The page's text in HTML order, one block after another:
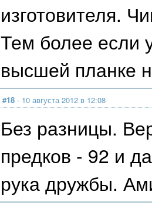
изготовителя.
Тем более если
высшей планке
#18 - 10 августа 2012 в 12:08
Без разницы.
предков - 92 и
рука дружбы.